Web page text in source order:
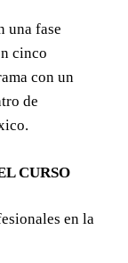
una fase
cinco
con un
de
CURSO
en la